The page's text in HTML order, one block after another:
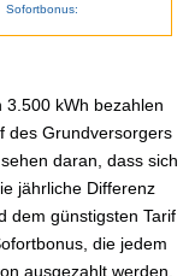
Sofortbonus:
3.500 kWh bezahlen
des Grundversorgers
daran, dass sich
jährliche Differenz
dem günstigsten Tarif
die jedem
ausgezahlt werden.